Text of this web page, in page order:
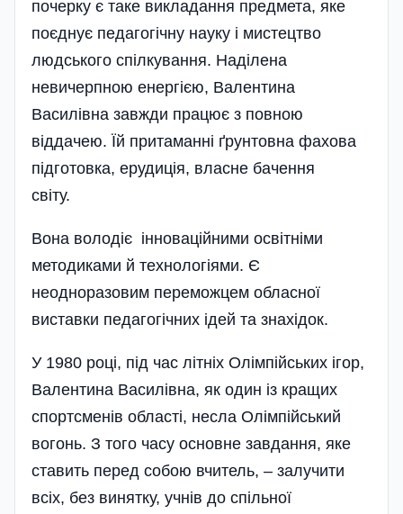
почерку є таке викладання предмета, яке
поєднує педагогічну науку і мистецтво
людського спілкування. Наділена
невичерпною енергією, Валентина
Василівна завжди працює з повною
віддачею. Їй притаманні ґрунтовна фахова
підготовка, ерудиція, власне бачення
світу.
Вона володіє інноваційними освітніми
методиками й технологіями. Є
неодноразовим переможцем обласної
виставки педагогічних ідей та знахідок.
У 1980 році, під час літніх Олімпійських ігор,
Валентина Василівна, як один із кращих
спортсменів області, несла Олімпійський
вогонь. З того часу основне завдання, яке
ставить перед собою вчитель, – залучити
всіх, без винятку, учнів до спільної